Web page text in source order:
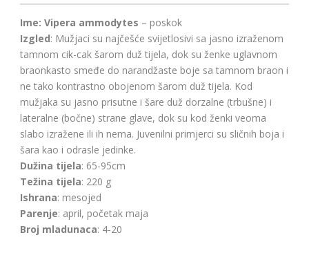
Ime: Vipera ammodytes – poskok
Izgled: Mužjaci su najčešće svijetlosivi sa jasno izraženom
tamnom cik-cak šarom duž tijela, dok su ženke uglavnom
braonkasto smeđe do narandžaste boje sa tamnom braon i
ne tako kontrastno obojenom šarom duž tijela. Kod
mužjaka su jasno prisutne i šare duž dorzalne (trbušne) i
lateralne (bočne) strane glave, dok su kod ženki veoma
slabo izražene ili ih nema. Juvenilni primjerci su sličnih boja i
šara kao i odrasle jedinke.
Dužina tijela: 65-95cm
Težina tijela: 220 g
Ishrana: mesojed
Parenje: april, početak maja
Broj mladunaca: 4-20